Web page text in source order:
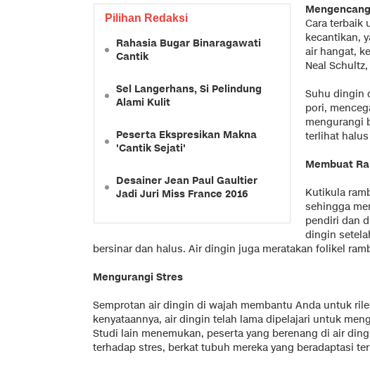
Pilihan Redaksi
Rahasia Bugar Binaragawati
Cantik
Sel Langerhans, Si Pelindung
Alami Kulit
Peserta Ekspresikan Makna
'Cantik Sejati'
Desainer Jean Paul Gaultier
Jadi Juri Miss France 2016
Cara terbaik
kecantikan,
air hangat,
Neal
Suhu dingin
pori,
mengurangi
terlihat
Membuat
Kutikula
sehingga
pendiri dan
dingin
bersinar dan halus. Air dingin juga meratakan folikel
Mengurangi Stres
Semprotan air dingin di wajah membantu Anda untuk
kenyataannya, air dingin telah lama dipelajari untuk
Studi lain menemukan, peserta yang berenang di air
terhadap stres, berkat tubuh mereka yang beradaptasi